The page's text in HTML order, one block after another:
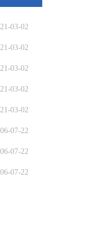
03-02
03-02
03-02
03-02
03-02
07-22
07-22
07-22